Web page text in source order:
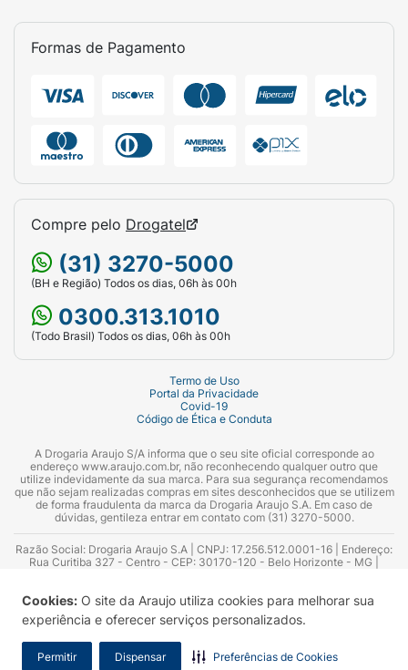
Cookies: O site da Araujo utiliza cookies para melhorar sua
experiência e oferecer serviços personalizados.
Permitir Dispensar Preferências de Cookies
Formas de Pagamento
Compre pelo Drogatel
(31) 3270-5000
(BH e Região) Todos os dias, 06h às 00h
0300.313.1010
(Todo Brasil) Todos os dias, 06h às 00h
Termo de Uso
Portal da Privacidade
Covid-19
Código de Ética e Conduta
A Drogaria Araujo S/A informa que o seu site oficial corresponde ao
endereço www.araujo.com.br, não reconhecendo qualquer outro que
utilize indevidamente da sua marca. Para sua segurança recomendamos
que não sejam realizadas compras em sites desconhecidos que se utilizem
de forma fraudulenta da marca da Drogaria Araujo S.A. Em caso de
dúvidas, gentileza entrar em contato com (31) 3270-5000.
Razão Social: Drogaria Araujo S.A | CNPJ: 17.256.512.0001-16 | Endereço:
Rua Curitiba 327 - Centro - CEP: 30170-120 - Belo Horizonte - MG |
Azevedo Guimarães – CRF 10.965 | Yasmin Silva Alvarenga – CRF 52.584 -
Consultor substituto: Thiago Aguiar Pinheiro - CRF Nº 13.748. Alvará
Sanitário: 2025020713 | Autorização de Funcionamento da Empresa (AFE):